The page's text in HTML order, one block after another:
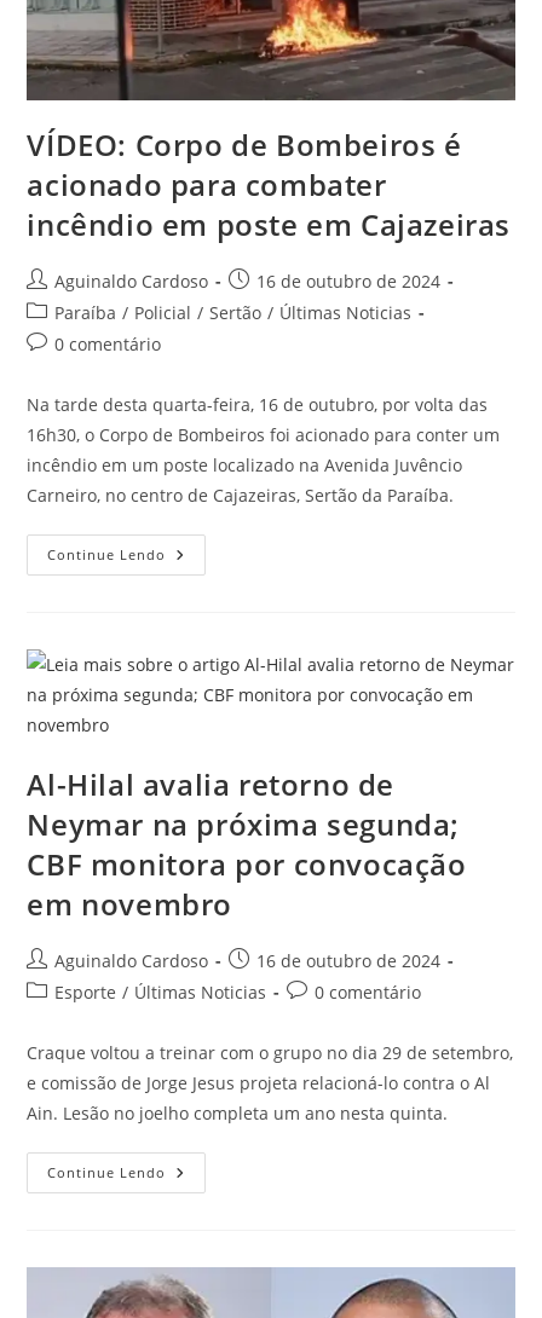
VÍDEO: Corpo de Bombeiros é
acionado para combater
incêndio em poste em Cajazeiras
Aguinaldo Cardoso
16 de outubro de 2024
Paraíba / Policial / Sertão / Últimas Noticias
0 comentário
Na tarde desta quarta-feira, 16 de outubro, por volta das
16h30, o Corpo de Bombeiros foi acionado para conter um
incêndio em um poste localizado na Avenida Juvêncio
Carneiro, no centro de Cajazeiras, Sertão da Paraíba.
Continue Lendo
Al-Hilal avalia retorno de
Neymar na próxima segunda;
CBF monitora por convocação
em novembro
Aguinaldo Cardoso
16 de outubro de 2024
Esporte / Últimas Noticias 0 comentário
Craque voltou a treinar com o grupo no dia 29 de setembro,
e comissão de Jorge Jesus projeta relacioná-lo contra o Al
Ain. Lesão no joelho completa um ano nesta quinta.
Continue Lendo